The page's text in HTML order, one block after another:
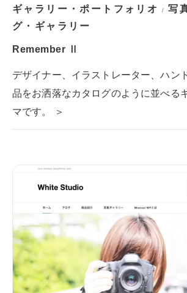
ギャラリー・ポートフォリオ /写
グ・ギャラリー
Remember Ⅱ
デザイナー、イラストレーター、ハン
品をお洒落なカタログのように並べる
マです。 ＞